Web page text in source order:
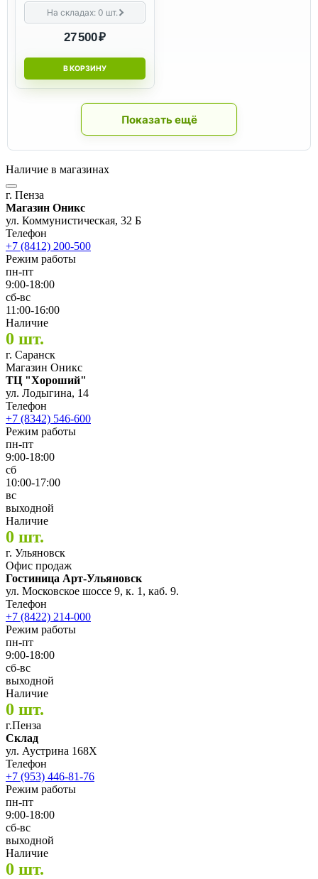
На складах:0 шт.
27 500 ₽
В КОРЗИНУ
Показать ещё
Наличие в магазинах
г. Пенза
Магазин Оникс
ул. Коммунистическая, 32 Б
Телефон
+7 (8412) 200-500
Режим работы
пн-пт
9:00-18:00
сб-вс
11:00-16:00
Наличие
0 шт.
г. Саранск
Магазин Оникс
ТЦ "Хороший"
ул. Лодыгина, 14
Телефон
+7 (8342) 546-600
Режим работы
пн-пт
9:00-18:00
сб
10:00-17:00
вс
выходной
Наличие
0 шт.
г. Ульяновск
Офис продаж
Гостиница Арт-Ульяновск
ул. Московское шоссе 9, к. 1, каб. 9.
Телефон
+7 (8422) 214-000
Режим работы
пн-пт
9:00-18:00
сб-вс
выходной
Наличие
0 шт.
г.Пенза
Склад
ул. Аустрина 168Х
Телефон
+7 (953) 446-81-76
Режим работы
пн-пт
9:00-18:00
сб-вс
выходной
Наличие
0 шт.